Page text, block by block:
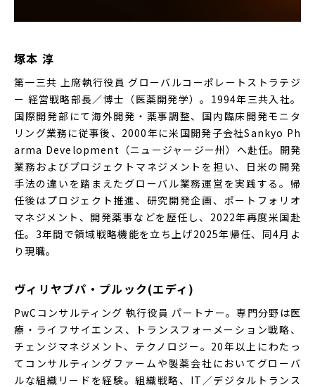
塚本 淳
第一三共 上席執行役員 グローバルコーポレートストラテジ
ー 経営戦略部長／博士（医薬開発学）。1994年三共入社。
国際開発部にて海外開発・薬事調整、国内臨床開発モニタ
リング業務に従事後、2000年に米国開発子会社Sankyo Ph
arma Development（ニュージャージー州）へ赴任。開発
業務およびプロジェクトマネジメントを担い、日米の開発
手法の違いを踏まえたグローバル業務運営を実践する。帰
任後はプロジェクト推進、研究開発企画、ポートフォリオ
マネジメント、開発薬事などを歴任し、2022年再度米国赴
任。3年間で領域戦略機能を立ち上げ2025年帰任、同4月よ
り現職。
ヴィリヤブパ・プルック(エディ)
PwCコンサルティング 執行役員 パートナー。専門分野は医
療・ライフサイエンス、トランスフォーメーション戦略、
チェンジマネジメント、テクノロジー。20年以上にわたっ
てコンサルティングファームや製薬会社においてグローバ
ルな組織リードを経験。組織戦略、IT／デジタルトランス